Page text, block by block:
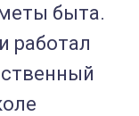
быта.
работал